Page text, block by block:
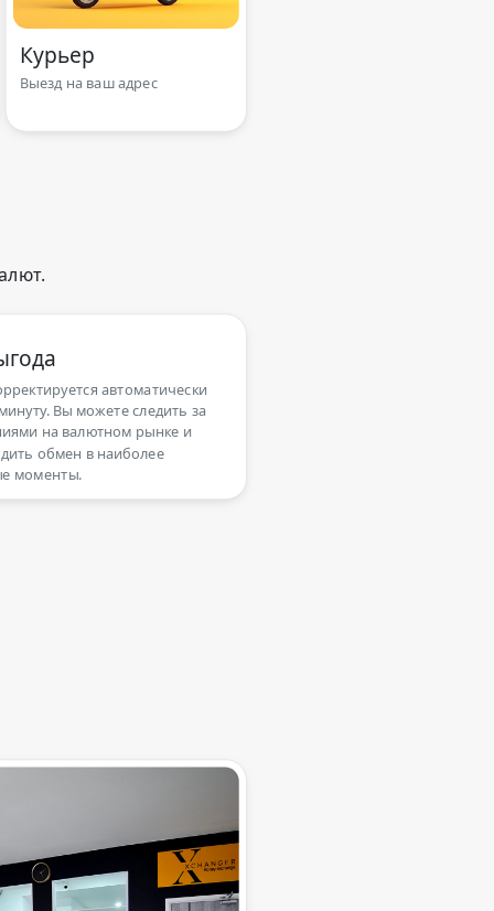
Курьер
Выезд на ваш адрес
автоматически
Вы можете следить за
на валютном рынке и
обмен в наиболее
моменты.